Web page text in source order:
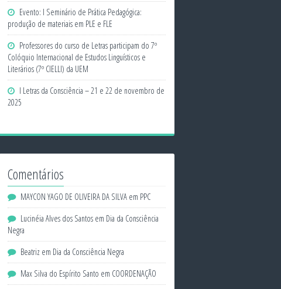
Evento: I Seminário de Prática Pedagógica:
produção de materiais em PLE e FLE
Professores do curso de Letras participam do 7º
Colóquio Internacional de Estudos Linguísticos e
Literários (7º CIELLI) da UEM
I Letras da Consciência – 21 e 22 de novembro de
2025
Comentários
MAYCON YAGO DE OLIVEIRA DA SILVA em PPC
Lucinéia Alves dos Santos em Dia da Consciência
Negra
Beatriz em Dia da Consciência Negra
Max Silva do Espírito Santo em COORDENAÇÃO